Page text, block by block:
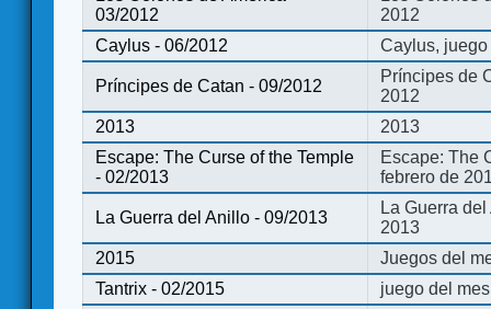
03/2012
2012
Caylus - 06/2012
Caylus,
Príncipes de Catan - 09/2012
Príncipes de
2012
2013
2013
Escape: The Curse of the Temple
- 02/2013
Escape: The
febrero de
La Guerra del Anillo - 09/2013
La Guerra
2013
2015
Juegos del
Tantrix - 02/2015
juego del